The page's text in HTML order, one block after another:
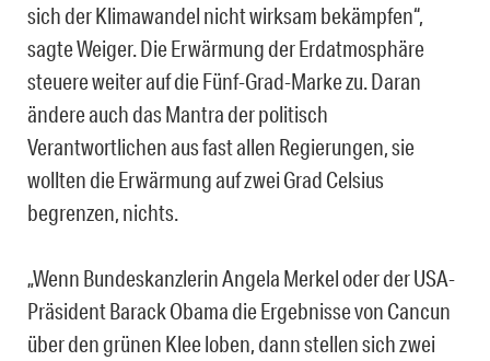
sich der Klimawandel nicht wirksam bekämpfen“,
sagte Weiger. Die Erwärmung der Erdatmosphäre
steuere weiter auf die Fünf-Grad-Marke zu. Daran
ändere auch das Mantra der politisch
Verantwortlichen aus fast allen Regierungen, sie
wollten die Erwärmung auf zwei Grad Celsius
begrenzen, nichts.
„Wenn Bundeskanzlerin Angela Merkel oder der USA-
Präsident Barack Obama die Ergebnisse von Cancun
über den grünen Klee loben, dann stellen sich zwei